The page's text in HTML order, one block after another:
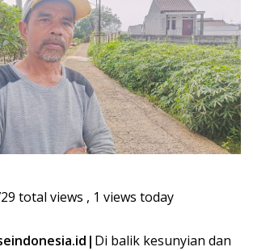
total views , 1 views today
Di balik kesunyian dan